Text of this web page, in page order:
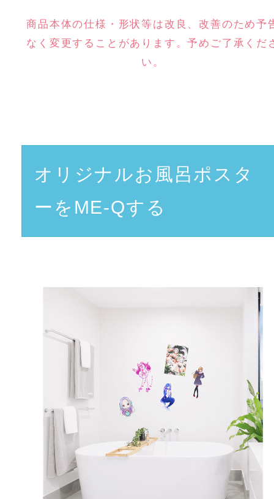
商品本体の仕様・形状等は改良、改善のため予
なく変更することがあります。予めご了承くだ
い。
オリジナルお風呂ポスタ
ーをME-Qする